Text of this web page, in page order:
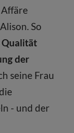
So
Qualität
der
seine Frau
- und der